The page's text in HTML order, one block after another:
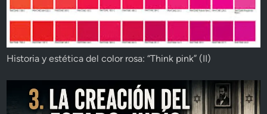
Historia y estética del color rosa: “Think pink” (II)